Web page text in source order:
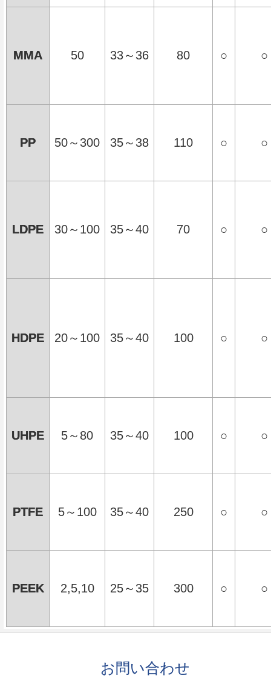
MMA 50 33～36 80 ○ ○
PP 50～300 35～38 110 ○ ○
LDPE 30～100 35～40 70 ○ ○
HDPE 20～100 35～40 100 ○ ○
UHPE 5～80 35～40 100 ○ ○
PTFE 5～100 35～40 250 ○ ○
PEEK 2,5,10 25～35 300 ○ ○
お問い合わせ